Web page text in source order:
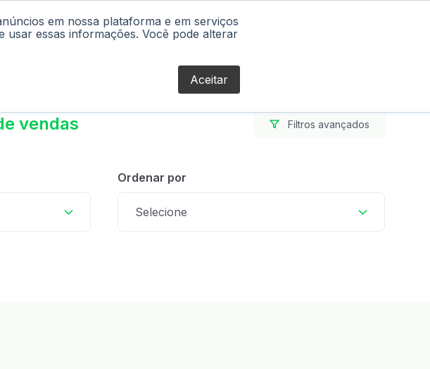
em nossa plataforma e em serviços
essas informações. Você pode alterar
Aceitar
com Consultor Blog
vendas Filtros avançados
Ordenar por
Selecione